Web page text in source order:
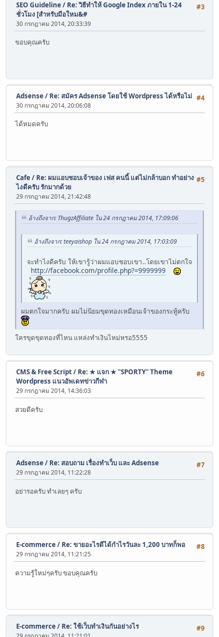
#3
SEO Guideline/ Re: วิธีทำให้ Google Index ภายใน 1-24
ชั่วโมง [สำหรับมือใหม&#
30 กรกฎาคม 2014, 20:33:39
ขอบคุณครับ
#4
Adsense/ Re: สมัคร Adsense โดยใช้ Wordpress ได้หรือไม่
30 กรกฎาคม 2014, 20:06:08
ได้หมดครับ
#5
Cafe/ Re: ผมแอบชอบเจ้าของ เฟส คนนี้ แต่ไม่กล้าบอก ทำอย่าง
ไงดีครับ รักมากด้วย
29 กรกฎาคม 2014, 21:42:48
อ้างถึงจาก: ThugzAffiliate ใน 24 กรกฎาคม 2014, 17:09:06
อ้างถึงจาก: teeyaishop ใน 24 กรกฎาคม 2014, 17:03:09
จะทำไงดีครับ ให้เขารู้ว่าผมแอบชอบเขา..โดยเขาไม่ตกใจ
http://facebook.com/profile.php?=9999999
ผมตกใจมากครับ ผมไม่นิยมขุดทองเหมือนเจ้าของกระทู้ครับ
ใครขุดขุดทองที่ไหน แหล่งทำเงินไหม่หรอ5555
#6
CMS & Free Script/ Re: ★ แจก ★ "SPORTY" Theme
Wordpress แนวอัพเดทข่าวกีฬา
29 กรกฎาคม 2014, 14:36:03
สวยดีครับ
#7
Adsense/ Re: สอบถาม เรื่องทำเว็บ และ Adsense
29 กรกฎาคม 2014, 11:22:28
อย่ารอครับ ทำเลยๆ ครับ
#8
E-commerce/ Re: ขายอะไรดีได้กำไรวันละ 1,200 บาทก็พอ
29 กรกฎาคม 2014, 11:21:25
ความรู้ใหม่ๆครับ ขอบคุณครับ
#9
E-commerce/ Re: ใช้เว็บทำเงินกันอย่างไร